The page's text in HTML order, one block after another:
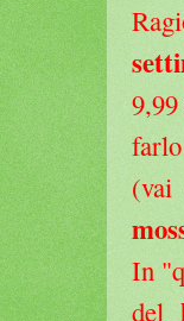
In
del